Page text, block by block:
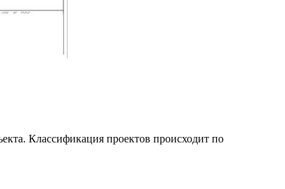
Классификация проектов происходит по